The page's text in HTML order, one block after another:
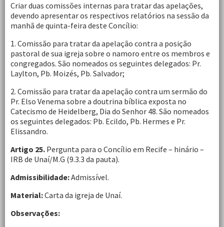
Criar duas comissões internas para tratar das apelações,
devendo apresentar os respectivos relatórios na sessão da
manhã de quinta-feira deste Concílio:
1. Comissão para tratar da apelação contra a posição
pastoral de sua igreja sobre o namoro entre os membros e
congregados. São nomeados os seguintes delegados: Pr.
Laylton, Pb. Moizés, Pb. Salvador;
2. Comissão para tratar da apelação contra um sermão do
Pr. Elso Venema sobre a doutrina bíblica exposta no
Catecismo de Heidelberg, Dia do Senhor 48. São nomeados
os seguintes delegados: Pb. Ecildo, Pb. Hermes e Pr.
Elissandro.
Artigo 25. Pergunta para o Concílio em Recife – hinário –
IRB de Unaí/M.G (9.3.3 da pauta).
Admissibilidade:Admissível.
Material:Carta da igreja de Unaí.
Observações: